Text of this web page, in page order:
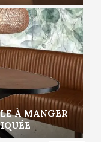
À MANGER